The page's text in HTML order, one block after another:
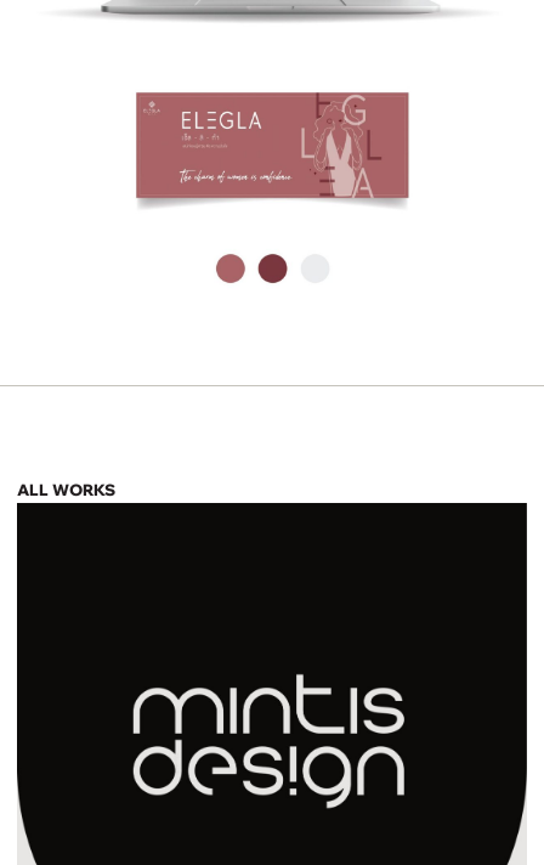
ALL WORKS